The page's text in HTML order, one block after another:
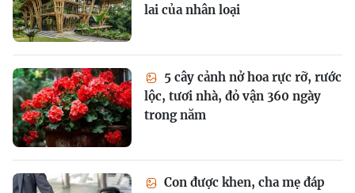
lai của nhân loại
5 cây cảnh nở hoa rực rỡ, rước
lộc, tươi nhà, đỏ vận 360 ngày
trong năm
Con được khen, cha mẹ đáp